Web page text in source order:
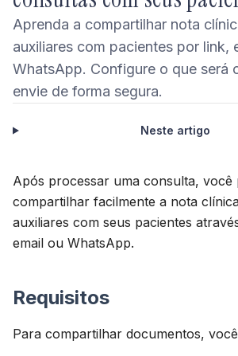
Aprenda a compartilhar nota
auxiliares com pacientes por link,
WhatsApp. Configure o que será
envie de forma segura.
Neste artigo
Após processar uma consulta, você
compartilhar facilmente a nota
auxiliares com seus pacientes
email ou WhatsApp.
Requisitos
Para compartilhar documentos,